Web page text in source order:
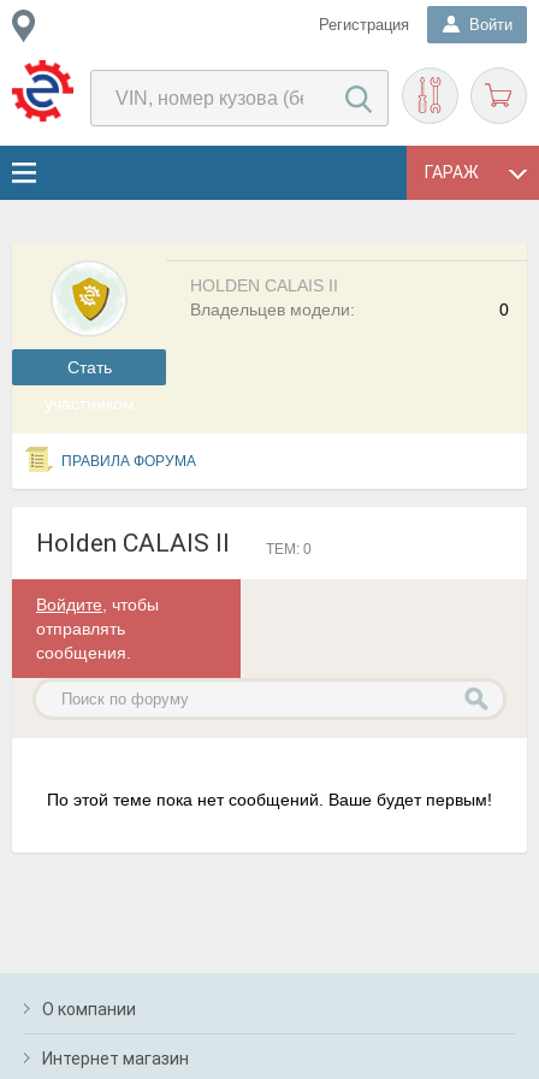
Регистрация Войти
ГАРАЖ
Cтать
участником
HOLDEN CALAIS II
0
Владельцев модели:
ПРАВИЛА ФОРУМА
Holden CALAIS II ТЕМ: 0
Войдите , чтобы
отправлять
сообщения.
По этой теме пока нет сообщений. Ваше будет первым!
О компании
Интернет магазин